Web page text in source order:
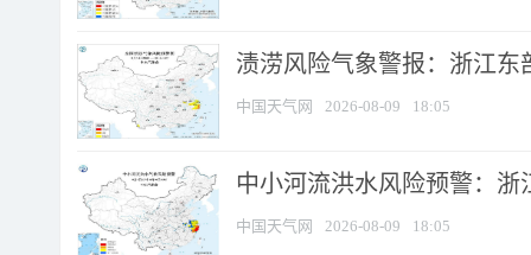
渍涝风险气象警报：浙江
中国天气网 2026-08-09 18:05
中小河流洪水风险预警：
中国天气网 2026-08-09 18:05